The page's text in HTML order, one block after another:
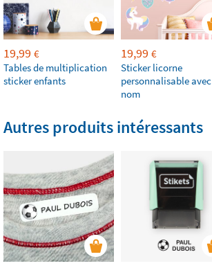
19,99 €
Tables de multiplication
sticker enfants
19,99 €
Sticker licorne
personnalisable avec
nom
Autres produits intéressants